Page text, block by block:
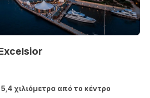
χιλιόμετρα από το κέντρο